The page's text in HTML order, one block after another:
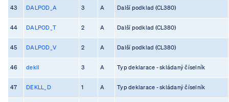
43 DALPOD_A 3 A Další podklad (CL380)
44 DALPOD_T 2 A Další podklad (CL380)
45 DALPOD_V 2 A Další podklad (CL380)
46 dekll 3 A Typ deklarace - skládaný číselník
47 DEKLL_D 1 A Typ deklarace - skládaný číselník